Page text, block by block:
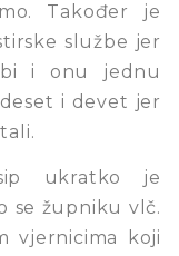
Također je
službe jer
i onu jednu
i devet jer
ukratko je
se župniku vlč.
vjernicima koji